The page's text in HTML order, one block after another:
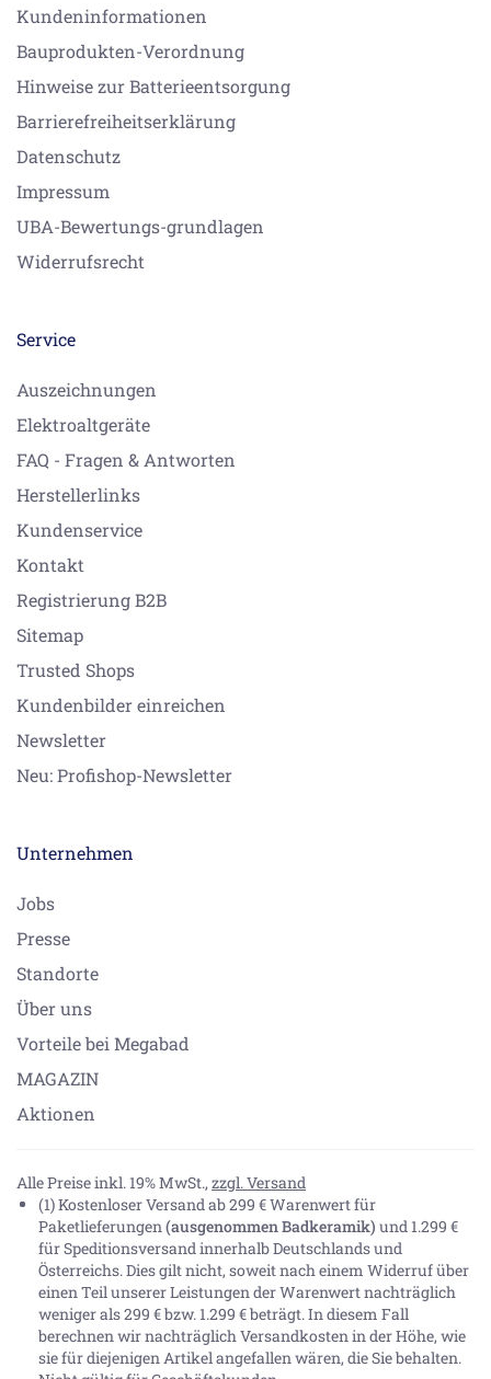
Kundeninformationen
Bauprodukten-Verordnung
Hinweise zur Batterieentsorgung
Barrierefreiheitserklärung
Datenschutz
Impressum
UBA-Bewertungs-grundlagen
Widerrufsrecht
Service
Auszeichnungen
Elektroaltgeräte
FAQ - Fragen & Antworten
Herstellerlinks
Kundenservice
Kontakt
Registrierung B2B
Sitemap
Trusted Shops
Kundenbilder einreichen
Newsletter
Neu: Profishop-Newsletter
Unternehmen
Jobs
Presse
Standorte
Über uns
Vorteile bei Megabad
MAGAZIN
Aktionen
Alle Preise inkl. 19% MwSt., zzgl. Versand
(1) Kostenloser Versand ab 299 € Warenwert für
Paketlieferungen(ausgenommen Badkeramik) und 1.299 €
für Speditionsversand innerhalb Deutschlands und
Österreichs. Dies gilt nicht, soweit nach einem Widerruf über
einen Teil unserer Leistungen der Warenwert nachträglich
weniger als 299 € bzw. 1.299 € beträgt. In diesem Fall
berechnen wir nachträglich Versandkosten in der Höhe, wie
sie für diejenigen Artikel angefallen wären, die Sie behalten.